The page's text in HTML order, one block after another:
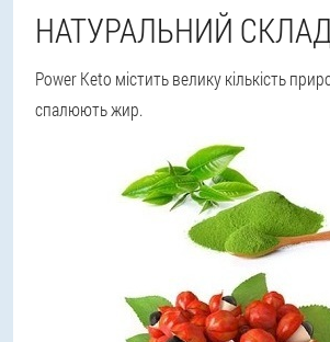
НАТУРАЛЬНИЙ
Power Keto містить велику кількість
спалюють жир.